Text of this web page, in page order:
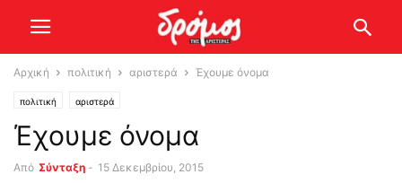
Αρχική πολιτική αριστερά Έχουμε όνομα
πολιτική αριστερά
Έχουμε όνομα
Από Σύνταξη - 15 Δεκεμβρίου, 2015